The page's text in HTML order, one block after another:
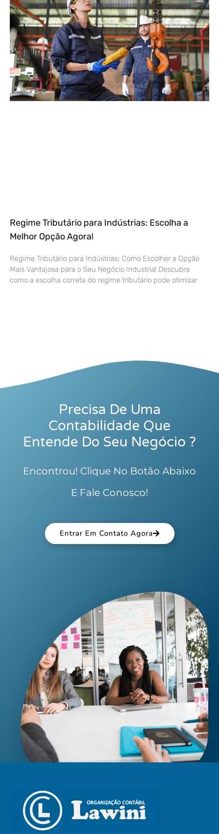
Regime Tributário para Indústrias: Escolha a
Melhor Opção Agora!
Regime Tributário para Indústrias: Como Escolher a Opção
Mais Vantajosa para o Seu Negócio Industrial Descubra
como a escolha correta do regime tributário pode otimizar
Precisa De Uma
Contabilidade Que
Entende Do Seu Negócio ?
Encontrou! Clique No Botão Abaixo
E Fale Conosco!
Entrar Em Contato Agora